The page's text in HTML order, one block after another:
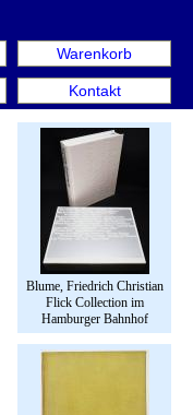
Warenkorb
Kontakt
Blume, Friedrich Christian
Flick Collection im
Hamburger Bahnhof